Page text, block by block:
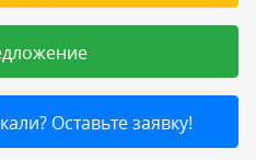
Оставьте заявку!